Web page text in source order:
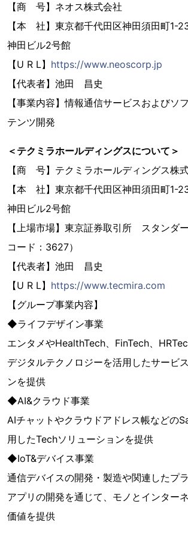
【商 号】ネオス株式会社
【本 社】東京都千代田区神田須田町1-
神田ビル2号館
【U R L】 https://www.neoscorp.jp
【代表者】池田 昌史
【事業内容】情報通信サービスおよびソ
テンツ開発
＜テクミラホールディングスについて＞
【商 号】テクミラホールディングス株
【本 社】東京都千代田区神田須田町1-
神田ビル2号館
【上場市場】東京証券取引所 スタンダ
コード：3627）
【代表者】池田 昌史
【U R L】 https://www.tecmira.com
【グループ事業内容】
◆ライフデザイン事業
エンタメやHealthTech、FinTech、
デジタルテクノロジーを活用したサービ
ンを提供
◆AI&クラウド事業
AIチャットやクラウドアドレス帳などの
用したTechソリューションを提供
◆IoT&デバイス事業
通信デバイスの開発・製造や関連したプ
アプリの開発を通じて、モノとインター
価値を提供